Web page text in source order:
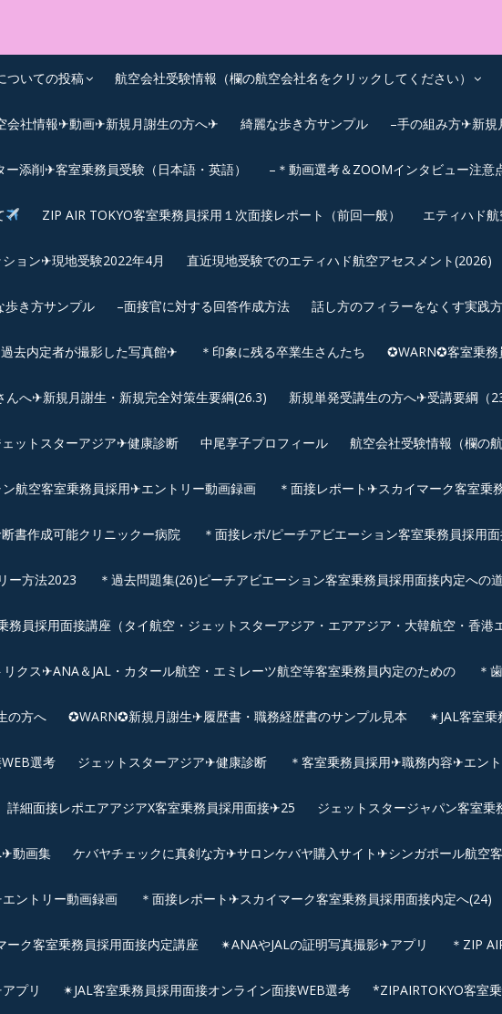
&TOEIC点数UPｽｸｰﾙ
ついての投稿 航空会社受験情報（欄の航空会社名をクリックしてください）
会社情報✈動画✈新規月謝生の方へ✈ 綺麗な歩き方サンプル –手の組み方✈新
添削✈客室乗務員受験（日本語・英語） –＊動画選考＆ZOOMインタビュー注
ZIP AIR TOKYO客室乗務員採用１次面接レポート（前回一般） エティハド
ョン✈︎現地受験2022年4月 直近現地受験でのエティハド航空アセスメント(2026)
歩き方サンプル –面接官に対する回答作成方法 話し方のフィラーをなくす実践
過去内定者が撮影した写真館✈ ＊印象に残る卒業生さんたち ✪WARN✪客室乗務
んへ✈新規月謝生・新規完全対策生要綱(26.3) 新規単発受講生の方へ✈受講要綱（
ェットスターアジア✈︎健康診断 中尾享子プロフィール 航空会社受験情報（欄の
航空客室乗務員採用✈エントリー動画録画 ＊面接レポート✈スカイマーク客室乗
書作成可能クリニックー病院 ＊面接レポ/ピーチアビエーション客室乗務員採用
ー方法2023 ＊過去問題集(26)ピーチアビエーション客室乗務員採用面接内定への
務員採用面接講座（タイ航空・ジェットスターアジア・エアアジア・大韓航空・香港
クス✈ANA＆JAL・カタール航空・エミレーツ航空等客室乗務員内定のための ＊
の方へ ✪WARN✪新規月謝生✈履歴書・職務経歴書のサンプル見本 ✴︎JAL客室乗
選考 ジェットスターアジア✈︎健康診断 ＊客室乗務員採用✈職務内容✈エン
詳細面接レポエアアジアX客室乗務員採用面接✈25 ジェットスタージャパン客室
✈動画集 ケバヤチェックに真剣な方✈サロンケバヤ購入サイト✈シンガポール航空
ントリー動画録画 ＊面接レポート✈スカイマーク客室乗務員採用面接内定へ(24)
ーク客室乗務員採用面接内定講座 ✴︎ANAやJALの証明写真撮影✈︎アプリ ＊ZIP
プリ ✴︎JAL客室乗務員採用面接オンライン面接WEB選考 *ZIPAIRTOKYO客室